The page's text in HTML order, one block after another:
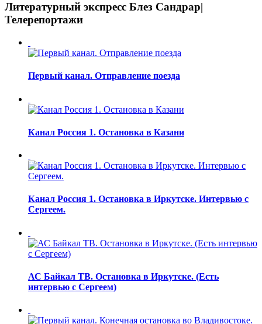
Литературный экспресс Блез Сандрар|
Телерепортажи
Первый канал. Отправление поезда
Канал Россия 1. Остановка в Казани
Канал Россия 1. Остановка в Иркутске. Интервью с
Сергеем.
АС Байкал ТВ. Остановка в Иркутске. (Есть
интервью с Сергеем)